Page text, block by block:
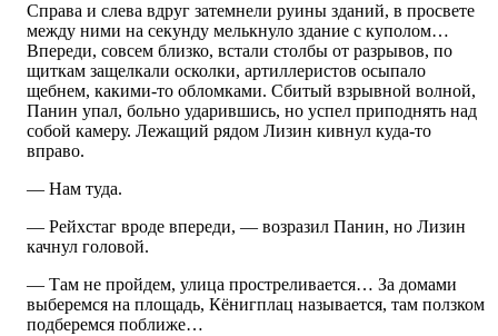
Справа и слева вдруг затемнели руины зданий, в просвете
между ними на секунду мелькнуло здание с куполом…
Впереди, совсем близко, встали столбы от разрывов, по
щиткам защелкали осколки, артиллеристов осыпало
щебнем, какими-то обломками. Сбитый взрывной волной,
Панин упал, больно ударившись, но успел приподнять над
собой камеру. Лежащий рядом Лизин кивнул куда-то
вправо.
— Нам туда.
— Рейхстаг вроде впереди, — возразил Панин, но Лизин
качнул головой.
— Там не пройдем, улица простреливается… За домами
выберемся на площадь, Кёнигплац называется, там ползком
подберемся поближе…